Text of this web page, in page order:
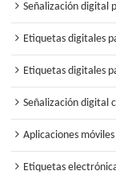
Señalización digital
Etiquetas digitales
Etiquetas digitales
Señalización digital
Aplicaciones
Etiquetas